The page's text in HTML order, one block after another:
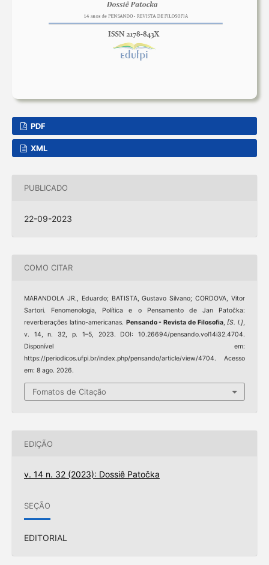
PDF
XML
PUBLICADO
22-09-2023
COMO CITAR
MARANDOLA JR., Eduardo; BATISTA, Gustavo Silvano; CORDOVA, Vitor
Sartori. Fenomenologia, Política e o Pensamento de Jan Patočka:
reverberações latino-americanas. Pensando - Revista de Filosofia,[S. l.],
v. 14, n. 32, p. 1–5, 2023. DOI: 10.26694/pensando.vol14i32.4704.
Disponível em:
https://periodicos.ufpi.br/index.php/pensando/article/view/4704. Acesso
em: 8 ago. 2026.
Fomatos de Citação
EDIÇÃO
v. 14 n. 32 (2023): Dossiê Patočka
SEÇÃO
EDITORIAL